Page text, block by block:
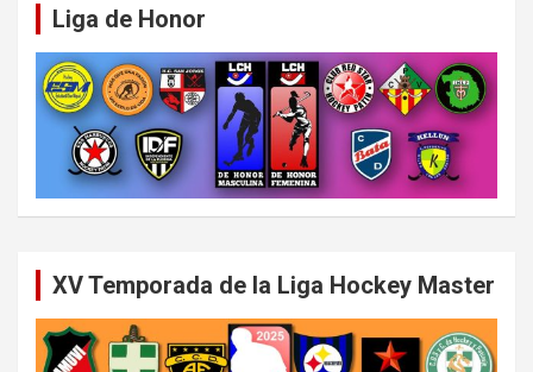
Liga de Honor
XV Temporada de la Liga Hockey Master